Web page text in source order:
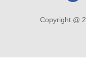
Copyright @